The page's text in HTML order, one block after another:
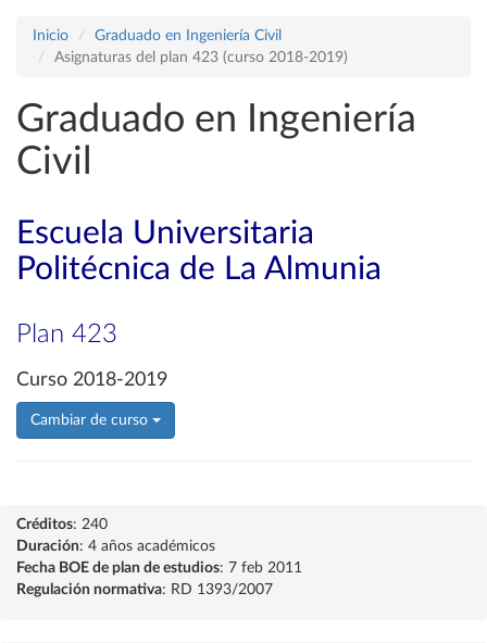
Inicio
Graduado en Ingeniería Civil
Asignaturas del plan 423 (curso 2018-2019)
Graduado en Ingeniería
Civil
Escuela Universitaria
Politécnica de La Almunia
Plan 423
Curso 2018-2019
Cambiar de curso
Créditos: 240
Duración: 4 años académicos
Fecha BOE de plan de estudios: 7 feb 2011
Regulación normativa: RD 1393/2007